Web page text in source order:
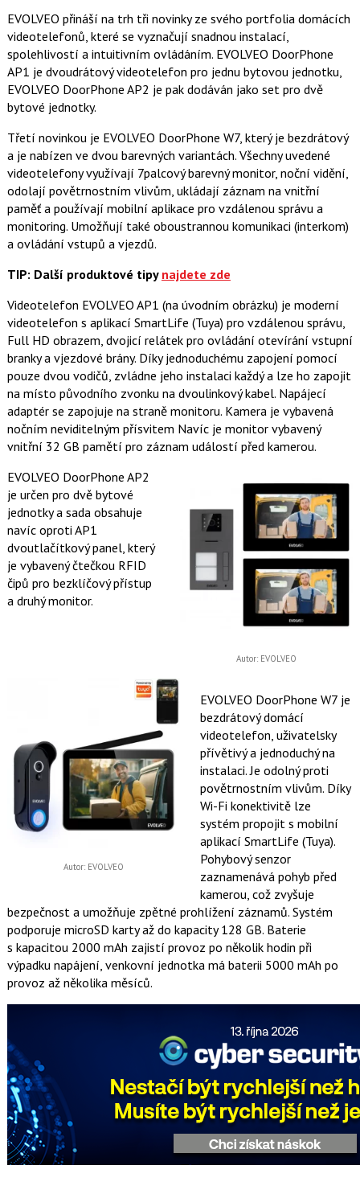
EVOLVEO přináší na trh tři novinky ze svého portfolia domácích
videotelefonů, které se vyznačují snadnou instalací,
spolehlivostí a intuitivním ovládáním. EVOLVEO DoorPhone
AP1 je dvoudrátový videotelefon pro jednu bytovou jednotku,
EVOLVEO DoorPhone AP2 je pak dodáván jako set pro dvě
bytové jednotky.
Třetí novinkou je EVOLVEO DoorPhone W7, který je bezdrátový
a je nabízen ve dvou barevných variantách. Všechny uvedené
videotelefony využívají 7palcový barevný monitor, noční vidění,
odolají povětrnostním vlivům, ukládají záznam na vnitřní
paměť a používají mobilní aplikace pro vzdálenou správu a
monitoring. Umožňují také oboustrannou komunikaci (interkom)
a ovládání vstupů a vjezdů.
TIP: Další produktové tipy najdete zde
Videotelefon EVOLVEO AP1 (na úvodním obrázku) je moderní
videotelefon s aplikací SmartLife (Tuya) pro vzdálenou správu,
Full HD obrazem, dvojicí relátek pro ovládání otevírání vstupní
branky a vjezdové brány. Díky jednoduchému zapojení pomocí
pouze dvou vodičů, zvládne jeho instalaci každý a lze ho zapojit
na místo původního zvonku na dvoulinkový kabel. Napájecí
adaptér se zapojuje na straně monitoru. Kamera je vybavená
nočním neviditelným přísvitem Navíc je monitor vybavený
vnitřní 32 GB pamětí pro záznam událostí před kamerou.
Autor: EVOLVEO
EVOLVEO DoorPhone AP2
je určen pro dvě bytové
jednotky a sada obsahuje
navíc oproti AP1
dvoutlačítkový panel, který
je vybavený čtečkou RFID
čipů pro bezklíčový přístup
a druhý monitor.
Autor: EVOLVEO
EVOLVEO DoorPhone W7 je
bezdrátový domácí
videotelefon, uživatelsky
přívětivý a jednoduchý na
instalaci. Je odolný proti
povětrnostním vlivům. Díky
Wi-Fi konektivitě lze
systém propojit s mobilní
aplikací SmartLife (Tuya).
Pohybový senzor
zaznamenává pohyb před
kamerou, což zvyšuje
bezpečnost a umožňuje zpětné prohlížení záznamů. Systém
podporuje microSD karty až do kapacity 128 GB. Baterie
s kapacitou 2000 mAh zajistí provoz po několik hodin při
výpadku napájení, venkovní jednotka má baterii 5000 mAh po
provoz až několika měsíců.